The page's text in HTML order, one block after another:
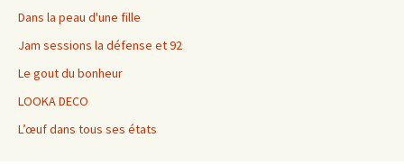
Dans la peau d'une fille
Jam sessions la défense et 92
Le gout du bonheur
LOOKA DECO
L’œuf dans tous ses états